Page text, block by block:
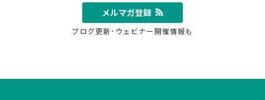
メルマガ登録
ブログ更新･ウェビナー開催情報も